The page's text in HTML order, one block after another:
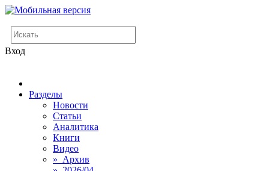
Вход
Разделы
Новости
Статьи
Аналитика
Книги
Видео
» Архив